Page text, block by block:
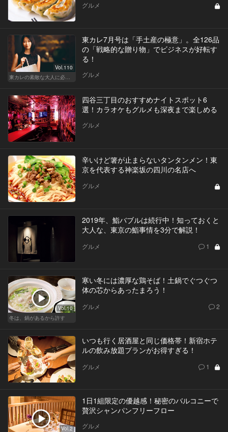
グルメ
Vol.110
東カレ7月号は「手土産の極意」。全126品
の「戦略的な贈り物」でビジネスが好転す
る！
グルメ
四谷三丁目のおすすめナイトスポット6
選！カラオケもグルメも深夜まで楽しめる
グルメ
辛いけど箸が止まらないタンタンメン！東
京を代表する神楽坂の四川の名店へ
グルメ
2019年、鮨バブルは続行中！知っておくと
大人な、東京の鮨事情を3分で解説！
グルメ 1
Vol.10
冬は、鍋があるから許す
寒い冬には濃厚な鶏そば！土鍋でぐつぐつ
体の芯からあったまろう！
グルメ 2
いつも行く居酒屋と同じ価格帯！新宿ホテ
ルの飲み放題プランがお得すぎる！
グルメ 1
Vol.2
1日1組限定の優越感！秘密のバルコニーで
贅沢シャンパンフリーフロー
グルメ